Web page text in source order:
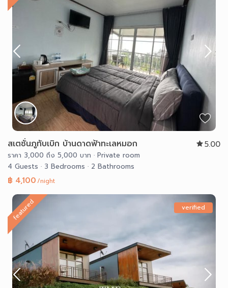
สเตชั่นภูทับเบิก บ้านดาดฟ้าทะเลหมอก 5.00
ราคา 3,000 ถึง 5,000 บาท · Private room
4 Guests· 3 Bedrooms· 2 Bathrooms
฿ 4,100/night
featured verified